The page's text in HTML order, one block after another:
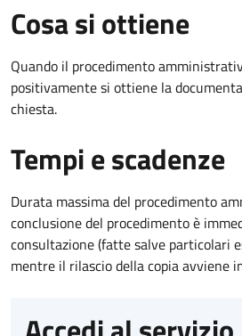
Cosa si ottiene
Quando il procedimento
positivamente si ottiene la
chiesta.
Tempi e scadenze
Durata massima del procedimento
conclusione del procedimento è
consultazione (fatte salve particolari
mentre il rilascio della copia avviene